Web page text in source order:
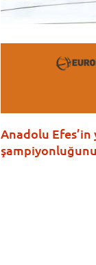
Anadolu Efes’in